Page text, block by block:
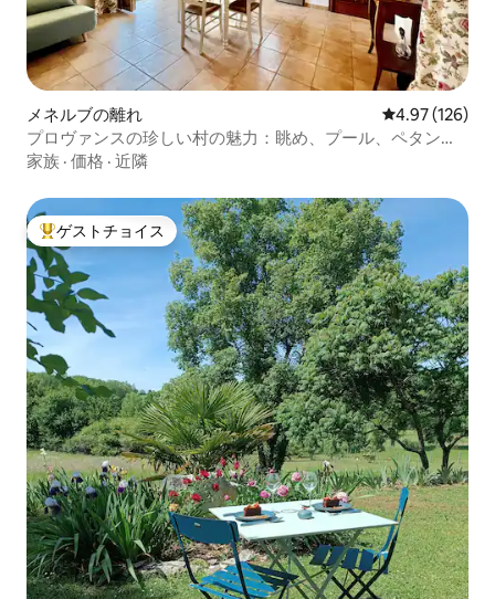
メネルブの離れ レビュー126
4.97 (126)
プロヴァンスの珍しい村の魅力：眺め、プール、ペタン
ク、エアコン
家族 · 価格 · 近隣
大好評のゲストチョイスです。
ゲストチョイス